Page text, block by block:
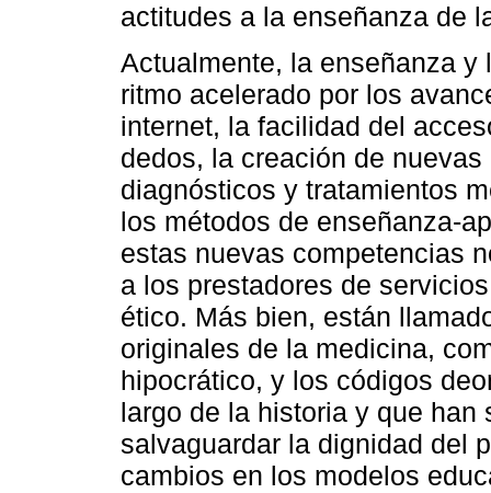
actitudes a la enseñanza de
Actualmente, la enseñanza
ritmo acelerado por los
internet, la facilidad del
dedos, la creación de
diagnósticos y tratamientos
los métodos de enseñanza-
estas nuevas competencias
a los prestadores de
ético. Más bien, están
originales de la medicina,
hipocrático, y los códigos
largo de la historia y que
salvaguardar la dignidad del
cambios en los modelos